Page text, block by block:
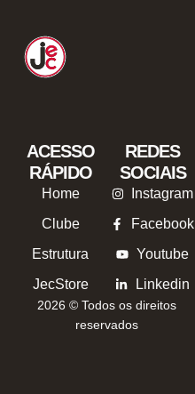
ACESSO
RÁPIDO
Home
Clube
Estrutura
JecStore
REDES
SOCIAIS
Instagram
Facebook
Youtube
Linkedin
2026 © Todos os direitos
reservados